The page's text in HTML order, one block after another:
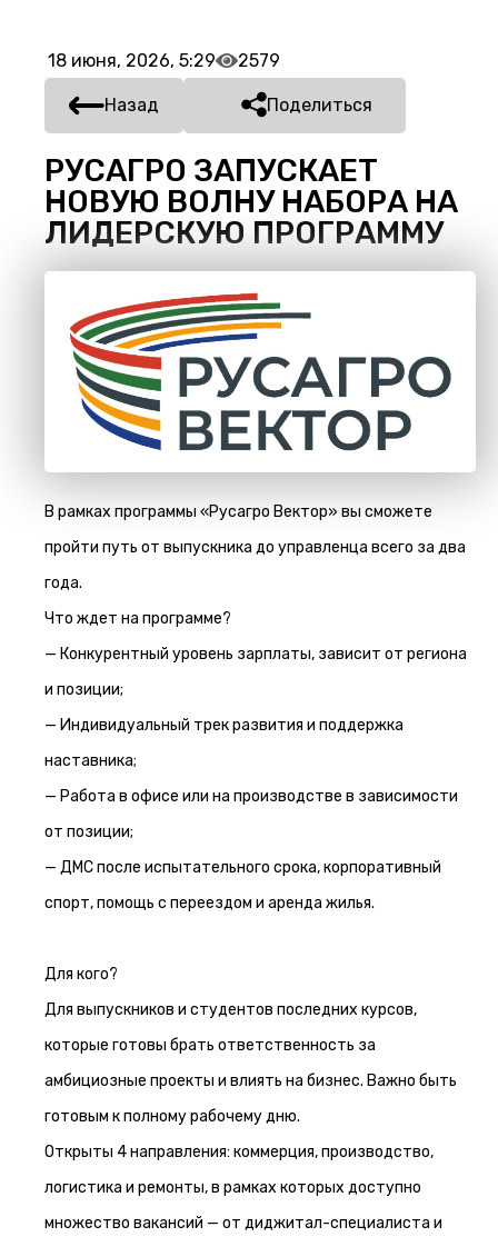
18 июня, 2026, 5:29 2579
Назад Поделиться
РУСАГРО ЗАПУСКАЕТ
НОВУЮ ВОЛНУ НАБОРА НА
ЛИДЕРСКУЮ ПРОГРАММУ
В рамках программы «Русагро Вектор» вы сможете
пройти путь от выпускника до управленца всего за два
года.
Что ждет на программе?
— Конкурентный уровень зарплаты, зависит от региона
и позиции;
— Индивидуальный трек развития и поддержка
наставника;
— Работа в офисе или на производстве в зависимости
от позиции;
— ДМС после испытательного срока, корпоративный
спорт, помощь с переездом и аренда жилья.
Для кого?
Для выпускников и студентов последних курсов,
которые готовы брать ответственность за
амбициозные проекты и влиять на бизнес. Важно быть
готовым к полному рабочему дню.
Открыты 4 направления: коммерция, производство,
логистика и ремонты, в рамках которых доступно
множество вакансий — от диджитал-специалиста и